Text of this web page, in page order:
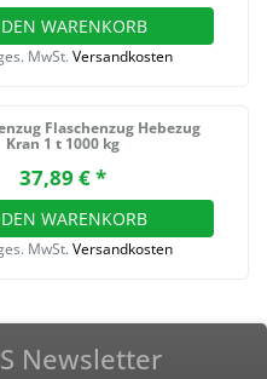
WARENKORB
MwSt. Versandkosten
Flaschenzug Hebezug
Kran 1 t 1000 kg
37,89 € *
WARENKORB
MwSt. Versandkosten
Newsletter